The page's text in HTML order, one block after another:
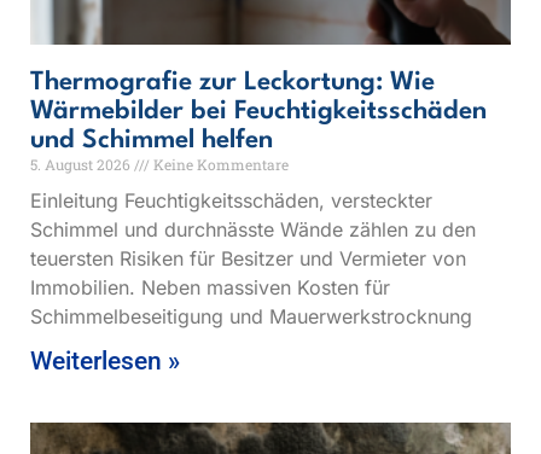
Thermografie zur Leckortung: Wie
Wärmebilder bei Feuchtigkeitsschäden
und Schimmel helfen
5. August 2026 Keine Kommentare
Einleitung Feuchtigkeitsschäden, versteckter
Schimmel und durchnässte Wände zählen zu den
teuersten Risiken für Besitzer und Vermieter von
Immobilien. Neben massiven Kosten für
Schimmelbeseitigung und Mauerwerkstrocknung
Weiterlesen »